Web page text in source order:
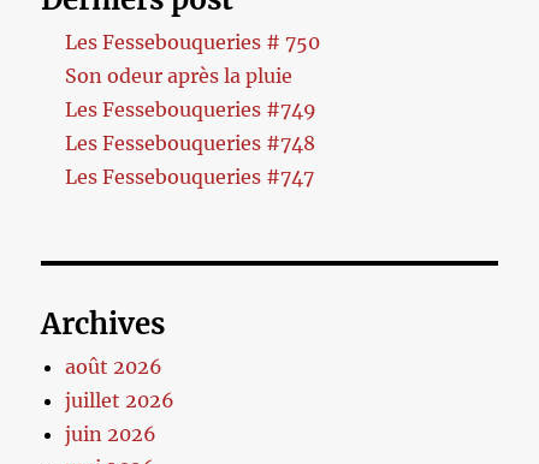
Les Fessebouqueries # 750
Son odeur après la pluie
Les Fessebouqueries #749
Les Fessebouqueries #748
Les Fessebouqueries #747
Archives
août 2026
juillet 2026
juin 2026